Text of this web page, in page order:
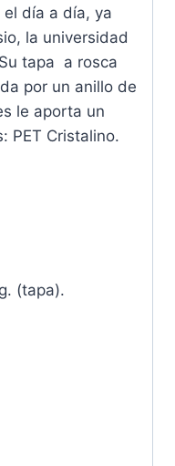
día a día, ya
la universidad
tapa a rosca
por un anillo de
le aporta un
PET Cristalino.
(tapa).